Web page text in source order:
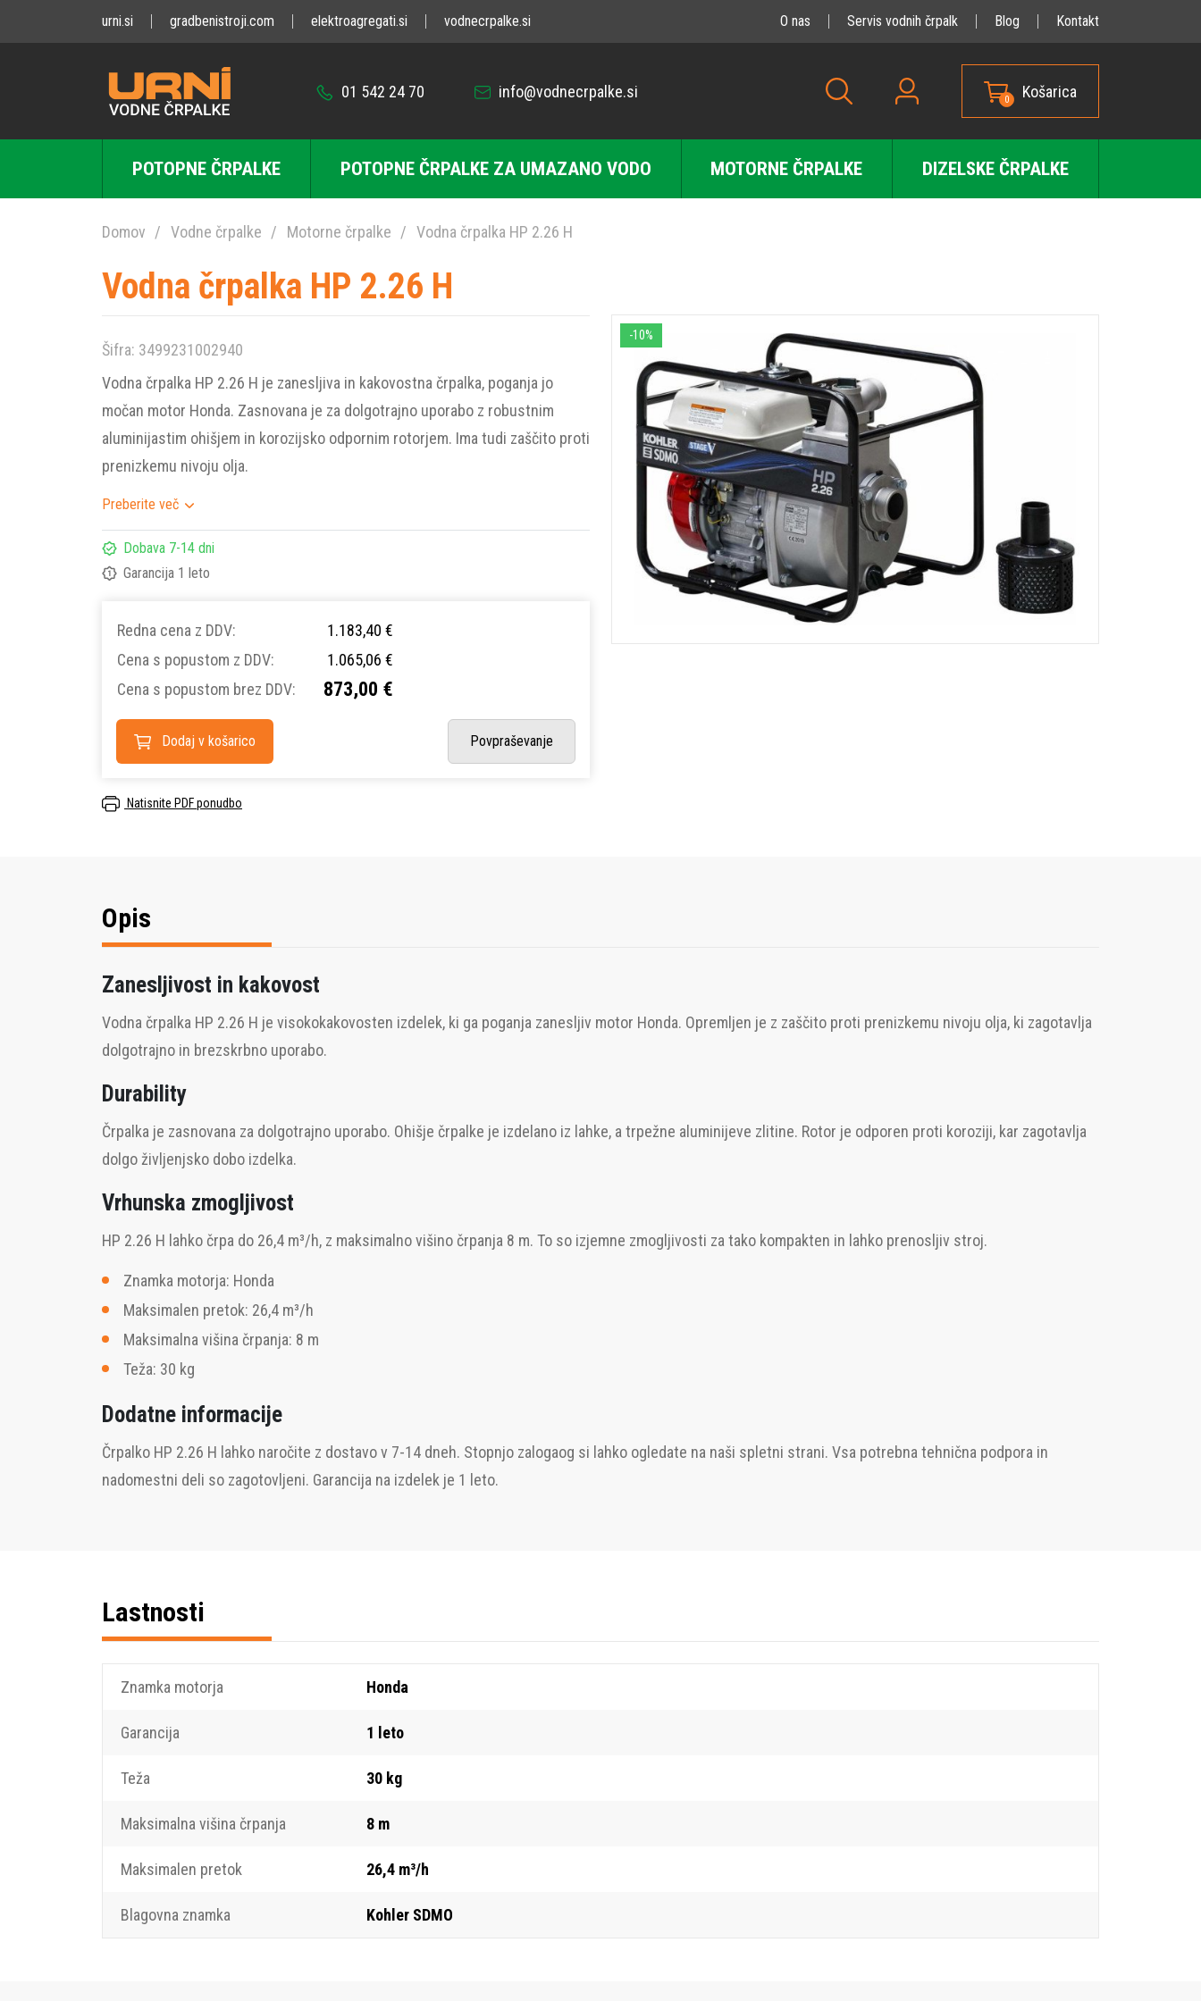
urni.si gradbenistroji.com elektroagregati.si vodnecrpalke.si O nas Servis vodnih črpalk Blog Kontakt
01 542 24 70 info@vodnecrpalke.si 0 Košarica
POTOPNE ČRPALKE POTOPNE ČRPALKE ZA UMAZANO VODO MOTORNE ČRPALKE DIZELSKE ČRPALKE
Domov Vodne črpalke Motorne črpalke Vodna črpalka HP 2.26 H
Vodna črpalka HP 2.26 H
Šifra: 3499231002940
Vodna črpalka HP 2.26 H je zanesljiva in kakovostna črpalka, poganja jo
močan motor Honda. Zasnovana je za dolgotrajno uporabo z robustnim
aluminijastim ohišjem in korozijsko odpornim rotorjem. Ima tudi zaščito proti
prenizkemu nivoju olja.
Preberite več
Dobava 7-14 dni
Garancija 1 leto
Redna cena z DDV:
1.183,40 €
Cena s popustom z DDV:
1.065,06 €
Cena s popustom brez DDV:
873,00 €
Dodaj v košarico Povpraševanje
Natisnite PDF ponudbo
-10%
Opis
Zanesljivost in kakovost
Vodna črpalka HP 2.26 H je visokokakovosten izdelek, ki ga poganja zanesljiv motor Honda. Opremljen je z zaščito proti prenizkemu nivoju olja, ki zagotavlja
dolgotrajno in brezskrbno uporabo.
Durability
Črpalka je zasnovana za dolgotrajno uporabo. Ohišje črpalke je izdelano iz lahke, a trpežne aluminijeve zlitine. Rotor je odporen proti koroziji, kar zagotavlja
dolgo življenjsko dobo izdelka.
Vrhunska zmogljivost
HP 2.26 H lahko črpa do 26,4 m³/h, z maksimalno višino črpanja 8 m. To so izjemne zmogljivosti za tako kompakten in lahko prenosljiv stroj.
Znamka motorja: Honda
Maksimalen pretok: 26,4 m³/h
Maksimalna višina črpanja: 8 m
Teža: 30 kg
Dodatne informacije
Črpalko HP 2.26 H lahko naročite z dostavo v 7-14 dneh. Stopnjo zalogaog si lahko ogledate na naši spletni strani. Vsa potrebna tehnična podpora in
nadomestni deli so zagotovljeni. Garancija na izdelek je 1 leto.
Lastnosti
Znamka motorja Honda
Garancija 1 leto
Teža 30 kg
Maksimalna višina črpanja 8 m
Maksimalen pretok 26,4 m³/h
Blagovna znamka Kohler SDMO